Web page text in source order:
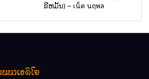
ຂີຫມັ້ນ) – เน็ค นฤพล